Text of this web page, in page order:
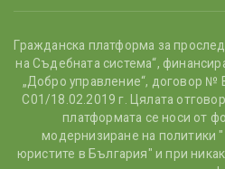
Гражданска платформа за
на Съдебната система“,
„Добро управление“, договор №
С01/18.02.2019 г. Цялата
платформата се носи от
модернизиране на политики
юристите в България" и при